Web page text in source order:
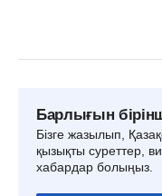
Барлығын
Бізге жазылып,
қызықты суреттер,
хабардар болыңыз.